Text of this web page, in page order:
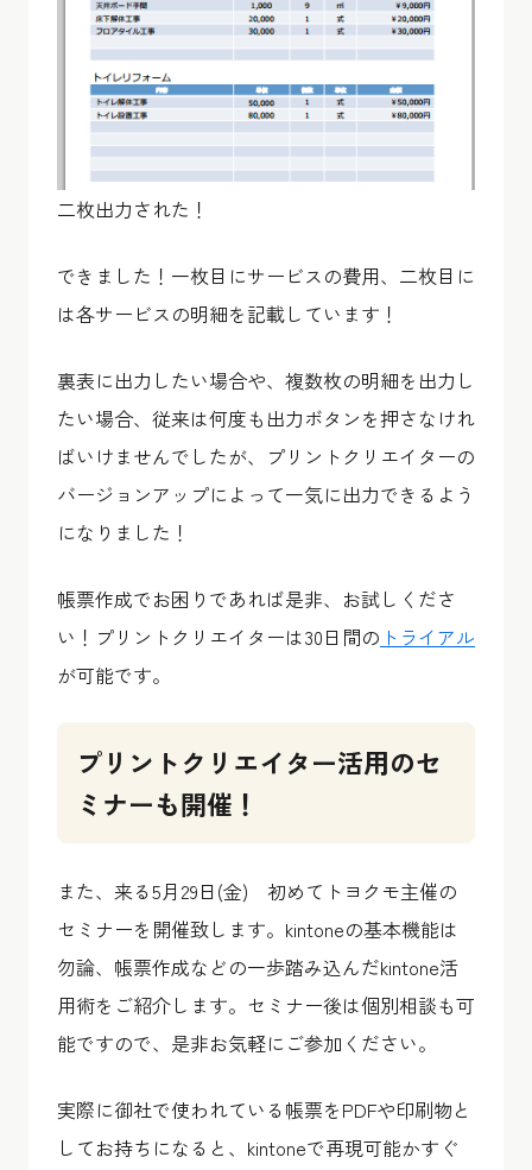
二枚出力された！
できました！一枚目にサービスの費用、二枚目に
は各サービスの明細を記載しています！
裏表に出力したい場合や、複数枚の明細を出力し
たい場合、従来は何度も出力ボタンを押さなけれ
ばいけませんでしたが、プリントクリエイターの
バージョンアップによって一気に出力できるよう
になりました！
帳票作成でお困りであれば是非、お試しくださ
い！プリントクリエイターは30日間の トライアル
が可能です。
プリントクリエイター活用のセ
ミナーも開催！
また、来る5月29日(金) 初めてトヨクモ主催の
セミナーを開催致します。kintoneの基本機能は
勿論、帳票作成などの一歩踏み込んだkintone活
用術をご紹介します。セミナー後は個別相談も可
能ですので、是非お気軽にご参加ください。
実際に御社で使われている帳票をPDFや印刷物と
してお持ちになると、kintoneで再現可能かすぐ